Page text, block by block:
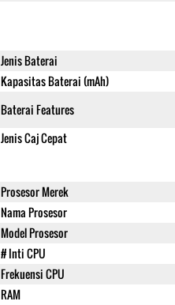
Jenis Baterai
Kapasitas Baterai (mAh)
Baterai Features
Jenis Caj Cepat
Prosesor Merek
Nama Prosesor
Model Prosesor
# Inti CPU
Frekuensi CPU
RAM